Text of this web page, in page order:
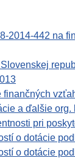
2014-442 na
a ďalšie
pri
o dotácie
o dotácie